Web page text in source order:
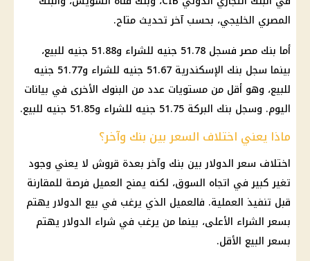
المصري الخليجي، بحسب آخر تحديث متاح.
أما بنك مصر فسجل 51.78 جنيه للشراء و51.88 جنيه للبيع،
بينما سجل بنك الإسكندرية 51.67 جنيه للشراء و51.77 جنيه
للبيع، وهو أقل من مستويات عدد من البنوك الأخرى في بيانات
اليوم. وسجل بنك البركة 51.75 جنيه للشراء و51.85 جنيه للبيع.
ماذا يعني اختلاف السعر بين بنك وآخر؟
اختلاف سعر الدولار بين بنك وآخر بعدة قروش لا يعني وجود
تغير كبير في اتجاه السوق، لكنه يمنح العميل فرصة للمقارنة
قبل تنفيذ العملية. فالعميل الذي يرغب في بيع الدولار يهتم
بسعر الشراء الأعلى، بينما من يرغب في شراء الدولار يهتم
بسعر البيع الأقل.